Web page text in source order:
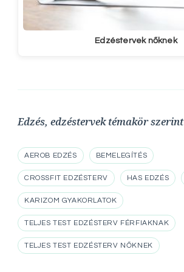
Edzéstervek nőknek
Edzés, edzéstervek témakör szerint
AEROB EDZÉS BEMELEGÍTÉS
CROSSFIT EDZÉSTERV HAS EDZÉS
KARIZOM GYAKORLATOK
TELJES TEST EDZÉSTERV FÉRFIAKNAK
TELJES TEST EDZÉSTERV NŐKNEK